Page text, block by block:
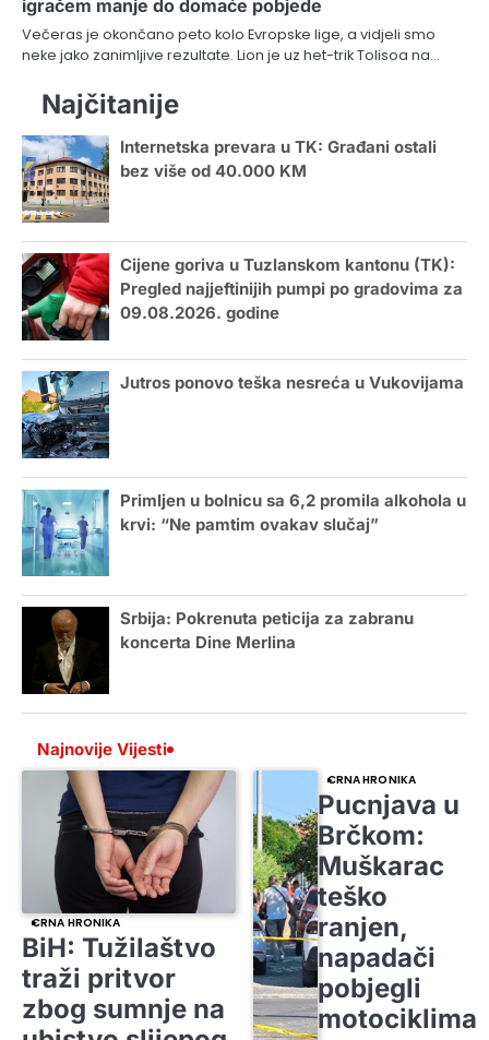
igračem manje do domaće pobjede
Večeras je okončano peto kolo Evropske lige, a vidjeli smo
neke jako zanimljive rezultate. Lion je uz het-trik Tolisoa na…
Najčitanije
Internetska prevara u TK: Građani ostali
bez više od 40.000 KM
Cijene goriva u Tuzlanskom kantonu (TK):
Pregled najjeftinijih pumpi po gradovima za
09.08.2026. godine
Jutros ponovo teška nesreća u Vukovijama
Primljen u bolnicu sa 6,2 promila alkohola u
krvi: “Ne pamtim ovakav slučaj”
Srbija: Pokrenuta peticija za zabranu
koncerta Dine Merlina
Najnovije Vijesti
CRNA HRONIKA
BiH: Tužilaštvo
traži pritvor
zbog sumnje na
CRNA HRONIKA
Pucnjava u
Brčkom:
Muškarac
teško
ranjen,
napadači
pobjegli
motociklima